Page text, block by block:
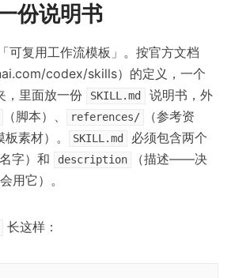
份说明书
可复用工作流模板」。按官方文档
codex/skills）的定义，一个
，里面放一份
SKILL.md
说明书，外
（脚本）、 references/
（参考资
板素材）。 SKILL.md
必须包含两个
字）和 description
（描述——决
用它）。
长这样：